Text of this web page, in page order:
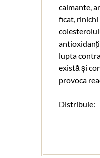
calmante,
ficat, rinichi
lupta
există și
provoca
Distribuie: